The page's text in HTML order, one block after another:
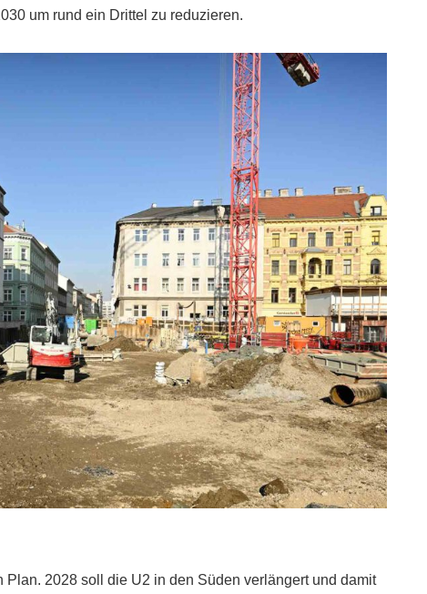
um rund ein Drittel zu reduzieren.
Plan. 2028 soll die U2 in den Süden verlängert und damit